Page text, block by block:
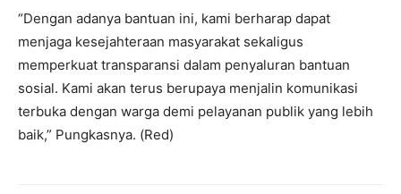
“Dengan adanya bantuan ini, kami berharap dapat
menjaga kesejahteraan masyarakat sekaligus
memperkuat transparansi dalam penyaluran bantuan
sosial. Kami akan terus berupaya menjalin komunikasi
terbuka dengan warga demi pelayanan publik yang lebih
baik,” Pungkasnya. (Red)